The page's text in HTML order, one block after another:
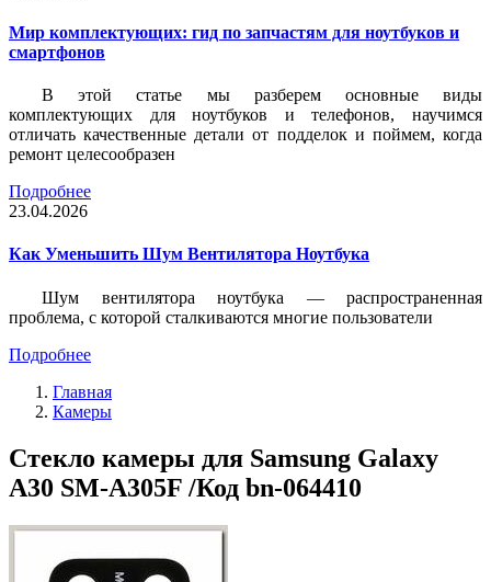
Мир комплектующих: гид по запчастям для ноутбуков и
смартфонов
В этой статье мы разберем основные виды
комплектующих для ноутбуков и телефонов, научимся
отличать качественные детали от подделок и поймем, когда
ремонт целесообразен
Подробнее
23.04.2026
Как Уменьшить Шум Вентилятора Ноутбука
Шум вентилятора ноутбука — распространенная
проблема, с которой сталкиваются многие пользователи
Подробнее
Главная
Камеры
Стекло камеры для Samsung Galaxy
A30 SM-A305F /Код bn-064410